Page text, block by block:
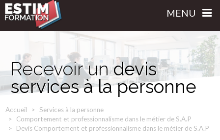
MENU
Recevoir undevis
services à la personne
Accueil
Services à la personne
Comportement et professionnalisme dans le métier de S.A.P
Devis Comportement et professionnalisme dans le métier de S.A.P